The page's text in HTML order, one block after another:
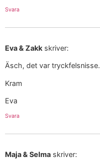
Svara
Eva & Zakk skriver:
Äsch, det var tryckfelsnisse.
Kram
Eva
Svara
Maja & Selma skriver: